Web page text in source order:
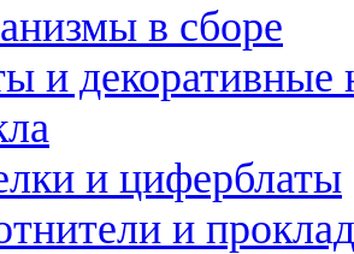
в сборе
и декоративные
и циферблаты
и